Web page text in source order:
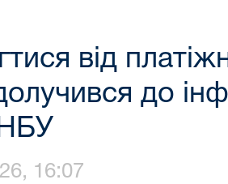
від
до
НБУ
16:07